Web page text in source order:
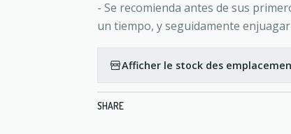
- Se recomienda antes de sus
un tiempo, y seguidamente
Afficher le stock des
SHARE